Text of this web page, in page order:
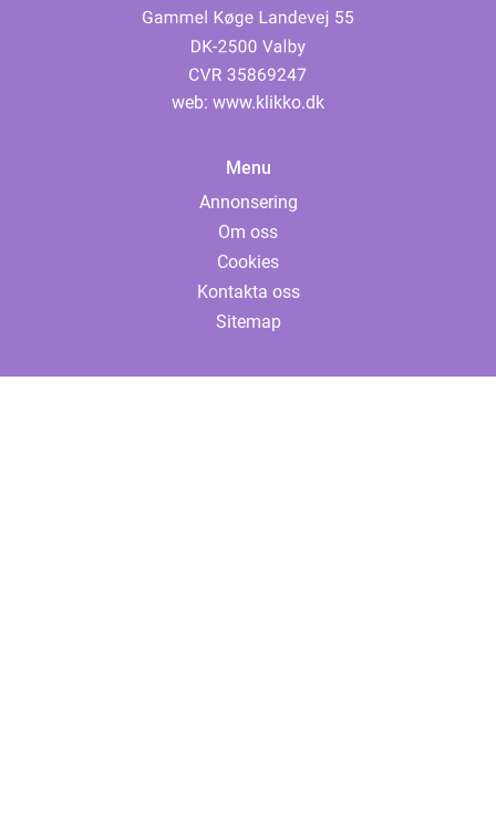
web: www.klikko.dk
Menu
Annonsering
Om oss
Cookies
Kontakta oss
Sitemap